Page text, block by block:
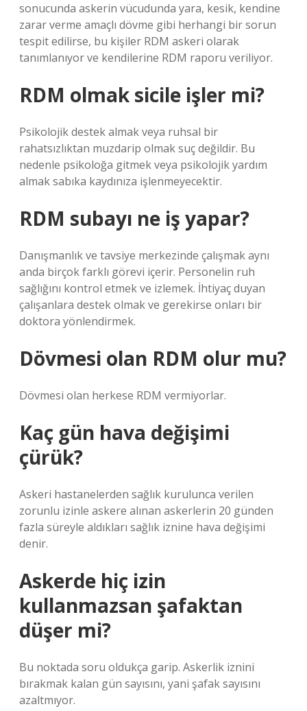
sonucunda askerin vücudunda yara, kesik, kendine
zarar verme amaçlı dövme gibi herhangi bir sorun
tespit edilirse, bu kişiler RDM askeri olarak
tanımlanıyor ve kendilerine RDM raporu veriliyor.
RDM olmak sicile işler mi?
Psikolojik destek almak veya ruhsal bir
rahatsızlıktan muzdarip olmak suç değildir. Bu
nedenle psikoloğa gitmek veya psikolojik yardım
almak sabıka kaydınıza işlenmeyecektir.
RDM subayı ne iş yapar?
Danışmanlık ve tavsiye merkezinde çalışmak aynı
anda birçok farklı görevi içerir. Personelin ruh
sağlığını kontrol etmek ve izlemek. İhtiyaç duyan
çalışanlara destek olmak ve gerekirse onları bir
doktora yönlendirmek.
Dövmesi olan RDM olur mu?
Dövmesi olan herkese RDM vermiyorlar.
Kaç gün hava değişimi
çürük?
Askeri hastanelerden sağlık kurulunca verilen
zorunlu izinle askere alınan askerlerin 20 günden
fazla süreyle aldıkları sağlık iznine hava değişimi
denir.
Askerde hiç izin
kullanmazsan şafaktan
düşer mi?
Bu noktada soru oldukça garip. Askerlik iznini
bırakmak kalan gün sayısını, yani şafak sayısını
azaltmıyor.